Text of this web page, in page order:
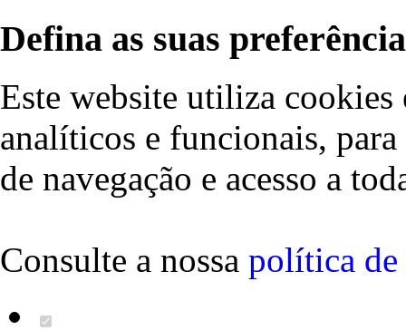
Defina as suas
Este website utiliza cookies
analíticos e funcionais,
de navegação e acesso a
Consulte a nossa política de